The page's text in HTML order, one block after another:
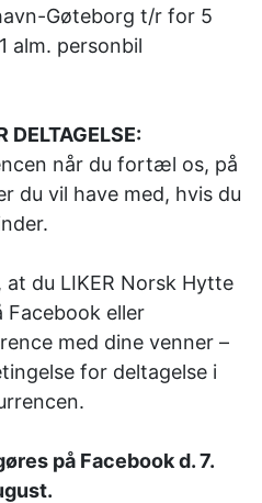
Gøteborg t/r for 5
alm. personbil
DELTAGELSE:
når du fortæl os, på
du vil have med, hvis du
du LIKER Norsk Hytte
Facebook eller
med dine venner –
for deltagelse i
på Facebook d. 7.